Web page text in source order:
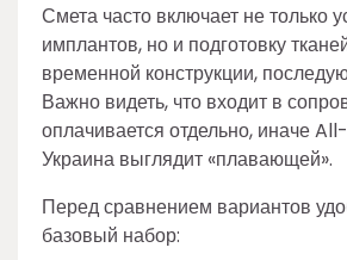
Смета часто включает не только
имплантов, но и подготовку
временной конструкции,
Важно видеть, что входит в
оплачивается отдельно, иначе
Украина выглядит «плавающей».
Перед сравнением вариантов
базовый набор: